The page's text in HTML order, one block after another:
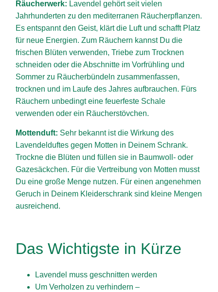
Räucherwerk: Lavendel gehört seit vielen
Jahrhunderten zu den mediterranen Räucherpflanzen.
Es entspannt den Geist, klärt die Luft und schafft Platz
für neue Energien. Zum Räuchern kannst Du die
frischen Blüten verwenden, Triebe zum Trocknen
schneiden oder die Abschnitte im Vorfrühling und
Sommer zu Räucherbündeln zusammenfassen,
trocknen und im Laufe des Jahres aufbrauchen. Fürs
Räuchern unbedingt eine feuerfeste Schale
verwenden oder ein Räucherstövchen.
Mottenduft: Sehr bekannt ist die Wirkung des
Lavendelduftes gegen Motten in Deinem Schrank.
Trockne die Blüten und füllen sie in Baumwoll- oder
Gazesäckchen. Für die Vertreibung von Motten musst
Du eine große Menge nutzen. Für einen angenehmen
Geruch in Deinem Kleiderschrank sind kleine Mengen
ausreichend.
Das Wichtigste in Kürze
Lavendel muss geschnitten werden
Um Verholzen zu verhindern –